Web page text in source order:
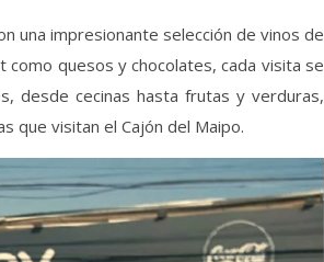
una impresionante selección de vinos de
quesos y chocolates, cada visita se
desde cecinas hasta frutas y verduras,
que visitan el Cajón del Maipo.